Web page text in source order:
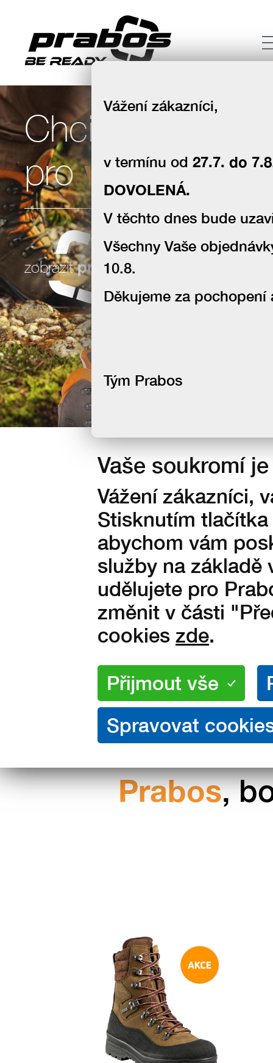
Vaše soukromí
Vážení zákazníci,
Stisknutím
abychom vám
služby na základě
udělujete pro
změnit v části
cookies zde.
Chci boty
provolný čas
zobrazitprodukty
Vyrobeno ve Slavičíně v
republice
Nakupujte přímo od výrobce
Prabos,
Vážení zákazníci,
v termínu od 27.7. do 7.8
DOVOLENÁ.
V těchto dnes bude
Všechny Vaše
10.8.
Děkujeme za
Tým Prabos